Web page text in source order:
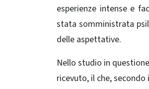
esperienze intense e
stata somministrata
delle aspettative.
Nello studio in
ricevuto, il che,